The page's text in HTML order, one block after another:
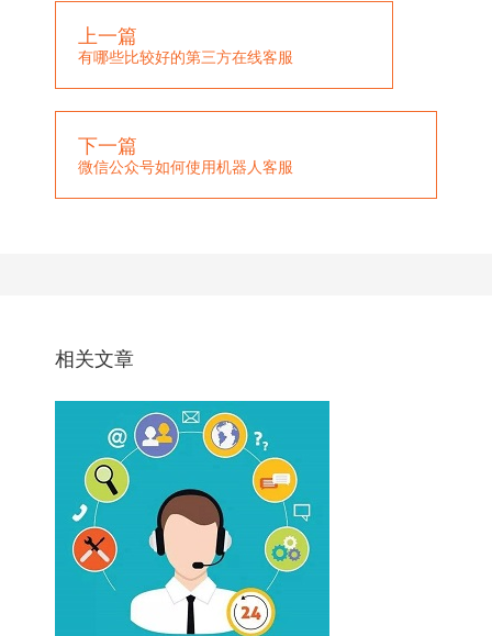
上一篇
有哪些比较好的第三方在线客服
下一篇
微信公众号如何使用机器人客服
相关文章